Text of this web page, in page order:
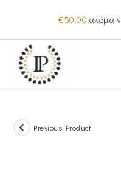
content
€50.00 ακόμα
Previous Product